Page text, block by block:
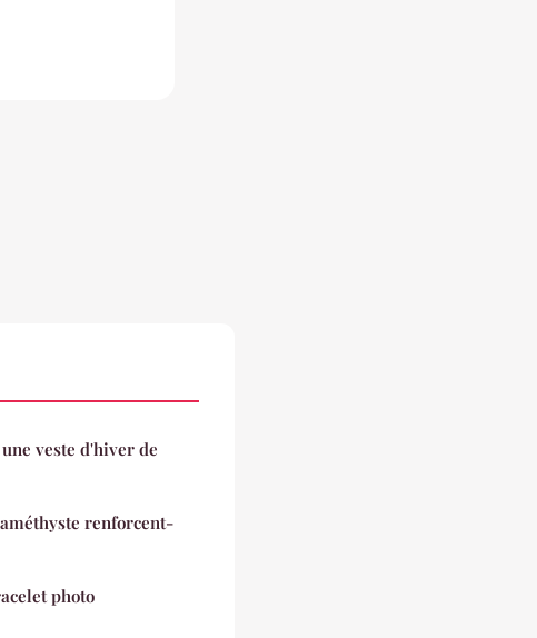
veste d'hiver de
renforcent-
photo